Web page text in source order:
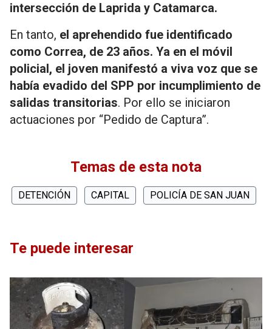
intersección de Laprida y Catamarca.
En tanto, el aprehendido fue identificado
como Correa, de 23 años. Ya en el móvil
policial, el joven manifestó a viva voz que se
había evadido del SPP por incumplimiento de
salidas transitorias. Por ello se iniciaron
actuaciones por “Pedido de Captura”.
Temas de esta nota
DETENCIÓN CAPITAL POLICÍA DE SAN JUAN
Te puede interesar